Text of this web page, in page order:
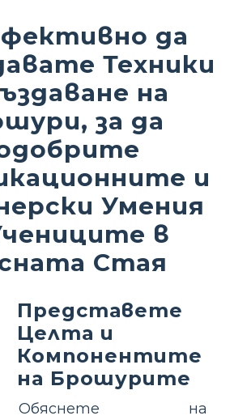
да
Техники
на
за да
и
Умения
в
Стая
Представете
Целта и
Компонентите
на Брошурите
Обяснете на